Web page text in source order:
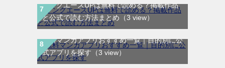
ヤングエースUPは無料で読める？掲載作品
と公式で読む方法まとめ （3 view）
無料マンガアプリおすすめ一覧｜目的別に公
式アプリを探す （3 view）
鬼獄の夜｜全14巻完結！最終話まで全話無
料で読める公式マンガアプリ＿マンガ